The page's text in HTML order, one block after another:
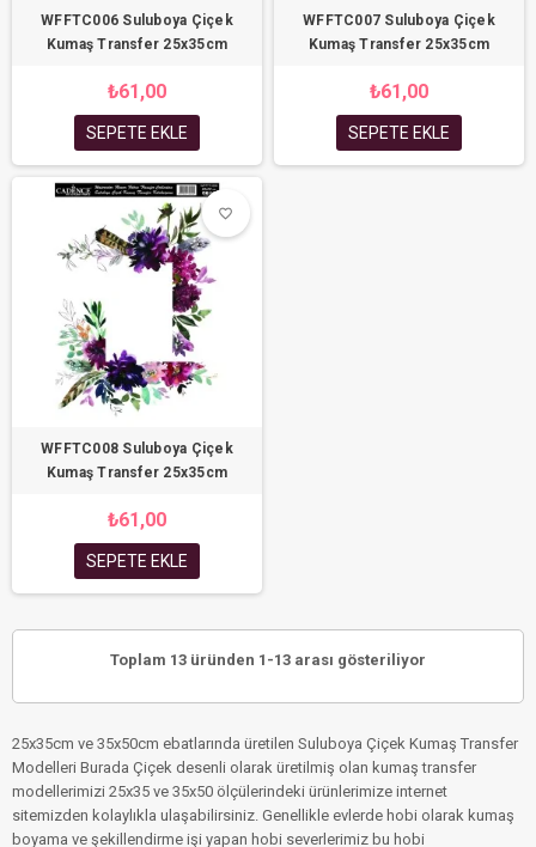
WFFTC006 Suluboya Çiçek
Kumaş Transfer 25x35cm
₺61,00
SEPETE EKLE
WFFTC007 Suluboya Çiçek
Kumaş Transfer 25x35cm
₺61,00
SEPETE EKLE
favorite_border
favorite_border
WFFTC008 Suluboya Çiçek
Kumaş Transfer 25x35cm
₺61,00
SEPETE EKLE
Toplam 13 üründen 1-13 arası gösteriliyor
25x35cm ve 35x50cm ebatlarında üretilen Suluboya Çiçek Kumaş Transfer
Modelleri Burada Çiçek desenli olarak üretilmiş olan kumaş transfer
modellerimizi 25x35 ve 35x50 ölçülerindeki ürünlerimize internet
sitemizden kolaylıkla ulaşabilirsiniz. Genellikle evlerde hobi olarak kumaş
boyama ve şekillendirme işi yapan hobi severlerimiz bu hobi